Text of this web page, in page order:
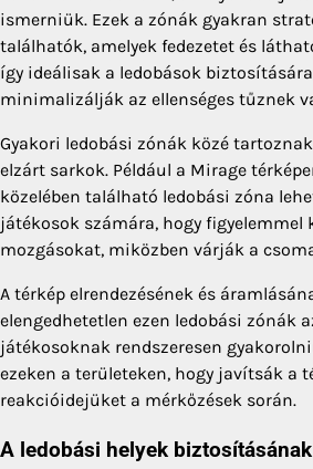
ismerniük. Ezek a zónák gyakran
találhatók, amelyek fedezetet és
így ideálisak a ledobások
minimalizálják az ellenséges tűznek
Gyakori ledobási zónák közé
elzárt sarkok. Például a Mirage
közelében található ledobási zóna
játékosok számára, hogy figyelemmel
mozgásokat, miközben várják a
A térkép elrendezésének és
elengedhetetlen ezen ledobási zónák
játékosoknak rendszeresen
ezeken a területeken, hogy javítsák a
reakcióidejüket a mérkőzések során.
A ledobási helyek